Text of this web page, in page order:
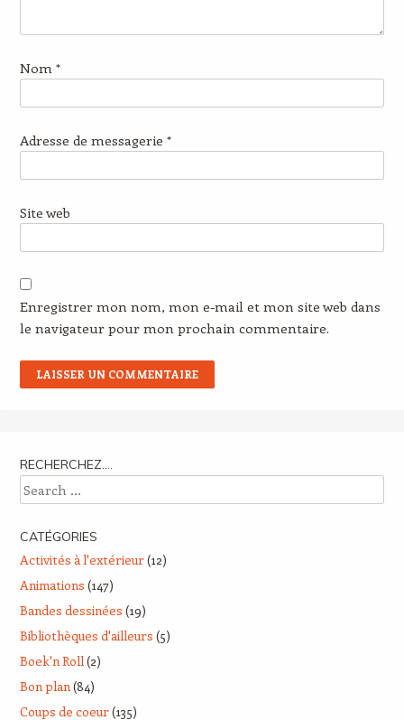
Nom *
Adresse de messagerie *
Site web
Enregistrer mon nom, mon e-mail et mon site web dans
le navigateur pour mon prochain commentaire.
RECHERCHEZ….
Search
CATÉGORIES
Activités à l'extérieur(12)
Animations (147)
Bandes dessinées (19)
Bibliothèques d'ailleurs (5)
Boek'n Roll(2)
Bon plan(84)
Coups de coeur(135)